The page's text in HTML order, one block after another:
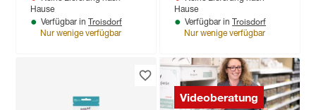
Hause
Verfügbar in Troisdorf
Nur wenige verfügbar
Hause
Verfügbar in Troisdorf
Nur wenige verfügbar
Videoberatung